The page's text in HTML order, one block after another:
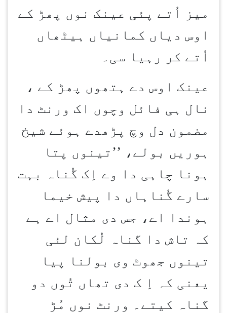
میز اُتے پئی عینک نوں پھڑ کے
اوس دیاں کمانیاں ہیٹھاں
اُتے کر رہیا سی۔
عینک اوس دے ہتھوں پھڑ کے ،
نال ہی فائل وچوں اک ورنٹ دا
مضمون دل وچ پڑھدے ہوئے شیخ
ہوریں بولے، ’’تینوں پتا
ہونا چاہی دا وے اِک گُناہ بہت
سارے گُناہاں دا پیش خیما
ہوندا اے، جس دی مثال اے ہے
کہ تاش دا گناہ لُکان لئی
تینوں جھوٹ وی بولنا پیا
یعنی کہ اِ ک دی تھاں تُوں دو
گناہ کیتے۔ ورنٹ نوں مُڑ